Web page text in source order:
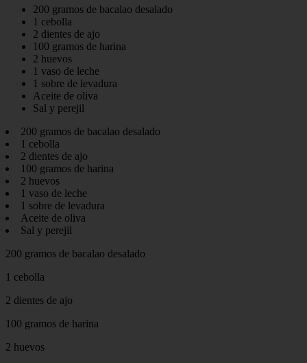
200 gramos de bacalao desalado
1 cebolla
2 dientes de ajo
100 gramos de harina
2 huevos
1 vaso de leche
1 sobre de levadura
Aceite de oliva
Sal y perejil
200 gramos de bacalao desalado
1 cebolla
2 dientes de ajo
100 gramos de harina
2 huevos
1 vaso de leche
1 sobre de levadura
Aceite de oliva
Sal y perejil
200 gramos de bacalao desalado
1 cebolla
2 dientes de ajo
100 gramos de harina
2 huevos